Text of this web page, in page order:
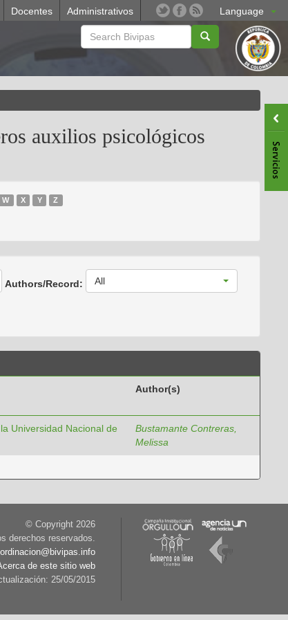
Language
Docentes Administrativos
auxilios psicológicos
W X Y Z
Authors/Record: All
Author(s)
Universidad Nacional de
Bustamante Contreras,
Melissa
© Copyright 2026
derechos reservados.
de este sitio web
25/05/2015